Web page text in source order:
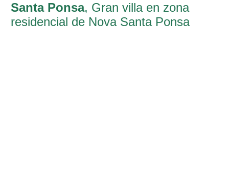
Santa Ponsa, Gran villa en zona
residencial de Nova Santa Ponsa